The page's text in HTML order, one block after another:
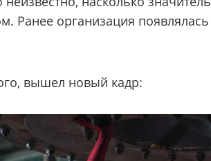
Ранее организация
вышел новый кадр: